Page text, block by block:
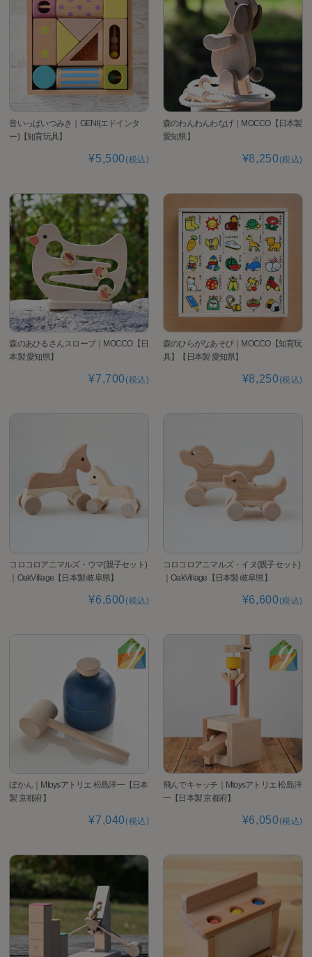
音いっぱいつみき｜GENI(エドインタ
ー)【知育玩具】
¥5,500(税込)
森のわんわんわなげ｜MOCCO【日本製
愛知県】
¥8,250(税込)
森のあひるさんスロープ｜MOCCO【日
本製 愛知県】
¥7,700(税込)
森のひらがなあそび｜MOCCO【知育玩
具】【日本製 愛知県】
¥8,250(税込)
コロコロアニマルズ・ウマ(親子セット)
｜OakVillage【日本製 岐阜県】
¥6,600(税込)
コロコロアニマルズ・イヌ(親子セット)
｜OakVillage【日本製 岐阜県】
¥6,600(税込)
ぼかん｜Mtoysアトリエ 松島洋一【日本
製 京都府】
¥7,040(税込)
飛んでキャッチ｜Mtoysアトリエ 松島洋
一【日本製 京都府】
¥6,050(税込)